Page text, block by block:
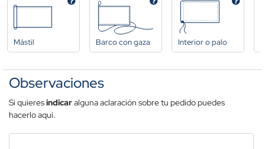
Mástil Barco con gaza Interior o palo
Observaciones
Si quieresindicaralguna aclaración sobre tu pedido puedes
hacerlo aquí.